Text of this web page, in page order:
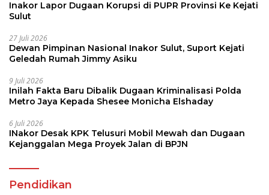
Inakor Lapor Dugaan Korupsi di PUPR Provinsi Ke Kejati
Sulut
27 Juli 2026
Dewan Pimpinan Nasional Inakor Sulut, Suport Kejati
Geledah Rumah Jimmy Asiku
9 Juli 2026
Inilah Fakta Baru Dibalik Dugaan Kriminalisasi Polda
Metro Jaya Kepada Shesee Monicha Elshaday
6 Juli 2026
INakor Desak KPK Telusuri Mobil Mewah dan Dugaan
Kejanggalan Mega Proyek Jalan di BPJN
Pendidikan